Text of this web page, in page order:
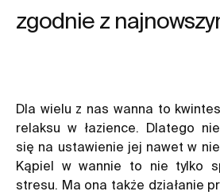
zgodnie z
Dla wielu z nas wanna to
relaksu w łazience. Dlatego
się na ustawienie jej nawet w
Kąpiel w wannie to nie tylko
stresu. Ma ona także działanie